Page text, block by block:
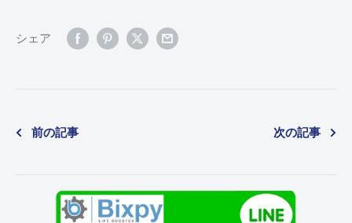
シェア
前の記事 次の記事